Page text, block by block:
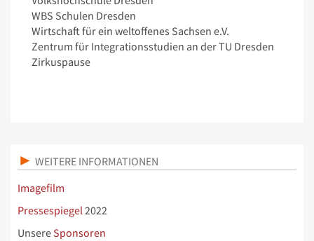
WBS Schulen Dresden
Wirtschaft für ein weltoffenes Sachsen e.V.
Zentrum für Integrationsstudien an der TU Dresden
Zirkuspause
WEITERE INFORMATIONEN
Imagefilm
Pressespiegel2022
Unsere Sponsoren